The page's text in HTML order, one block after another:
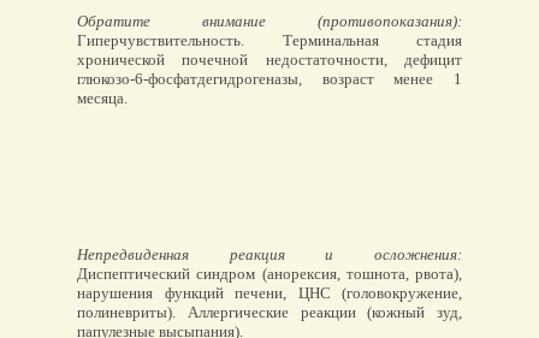
Обратите внимание (противопоказания):
Гиперчувствительность. Терминальная стадия
хронической почечной недостаточности, дефицит
глюкозо-6-фосфатдегидрогеназы, возраст менее 1
месяца.
Непредвиденная реакция и осложнения:
Диспептический синдром (анорексия, тошнота, рвота),
нарушения функций печени, ЦНС (головокружение,
полиневриты). Аллергические реакции (кожный зуд,
папулезные высыпания).